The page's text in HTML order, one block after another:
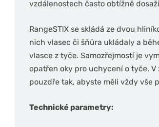
vzdálenostech často obtížně
RangeSTIX se skládá ze dvou
nich vlasec či šňůra ukládaly a
vlasce z tyče. Samozřejmostí je
opatřen oky pro uchycení o tyče.
pouzdře tak, abyste měli vždy vše
Technické parametry: